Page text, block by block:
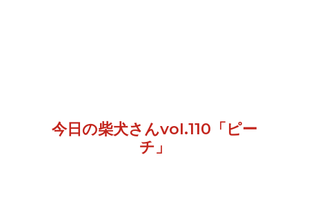
今日の柴犬さんvol.110「ピー
チ」